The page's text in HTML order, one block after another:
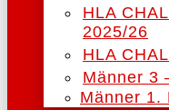
HLA
2025/26
HLA
Männer 3
Männer 1.